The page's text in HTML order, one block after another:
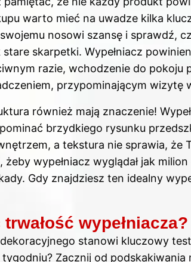
warto mieć na uwadze kilka
nosowi szansę i sprawdź,
skarpetki. Wypełniacz
razie, wchodzenie do pokoju
przypominającym wizytę
również mają znaczenie!
brzydkiego rysunku
a tekstura nie sprawia, że
żeby wypełniacz wyglądał jak
Gdy znajdziesz ten idealny
wypełniacza?
dekoracyjnego stanowi kluczowy
Zacznij od podskakiwania